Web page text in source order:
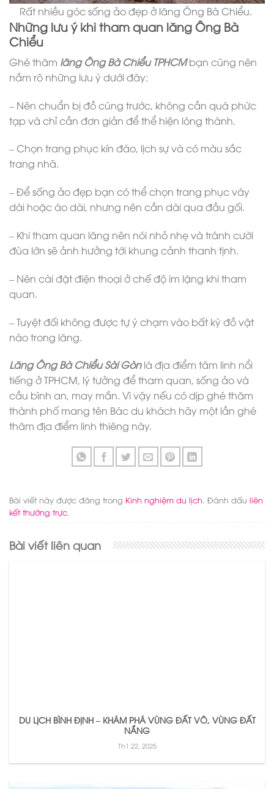
Rất nhiều góc sống ảo đẹp ở lăng Ông Bà Chiểu.
Những lưu ý khi tham quan lăng Ông Bà
Chiểu
Ghé thăm lăng Ông Bà Chiểu TPHCMbạn cũng nên
nắm rõ những lưu ý dưới đây:
– Nên chuẩn bị đồ cúng trước, không cần quá phức
tạp và chỉ cần đơn giản để thể hiện lòng thành.
– Chọn trang phục kín đáo, lịch sự và có màu sắc
trang nhã.
– Để sống ảo đẹp bạn có thể chọn trang phục váy
dài hoặc áo dài, nhưng nên cần dài qua đầu gối.
– Khi tham quan lăng nên nói nhỏ nhẹ và tránh cười
đùa lớn sẽ ảnh hưởng tới khung cảnh thanh tịnh.
– Nên cài đặt điện thoại ở chế độ im lặng khi tham
quan.
– Tuyệt đối không được tự ý chạm vào bất kỳ đồ vật
nào trong lăng.
Lăng Ông Bà Chiểu Sài Gònlà địa điểm tâm linh nổi
tiếng ở TPHCM, lý tưởng để tham quan, sống ảo và
cầu bình an, may mắn. Vì vậy nếu có dịp ghé thăm
thành phố mang tên Bác du khách hãy một lần ghé
thăm địa điểm linh thiêng này.
Bài viết này được đăng trong Kinh nghiệm du lịch. Đánh dấu liên
kết thường trực.
Bài viết liên quan
DU LỊCH BÌNH ĐỊNH – KHÁM PHÁ VÙNG ĐẤT VÕ, VÙNG ĐẤT
NẮNG
Th1 22, 2025